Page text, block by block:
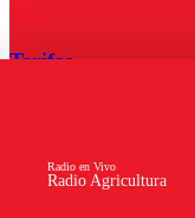
Radio Agricultura
Radio en Vivo
Tarifas